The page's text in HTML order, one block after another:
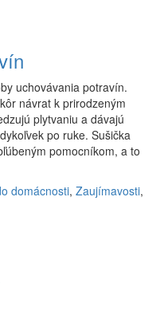
uchovávania potravín.
návrat k prirodzeným
plytvaniu a dávajú
po ruke. Sušička
pomocníkom, a to
domácnosti, Zaujímavosti,